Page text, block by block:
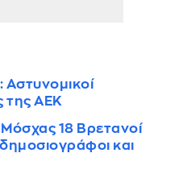
Αστυνομικοί
της ΑΕΚ
18 Βρετανοί
και